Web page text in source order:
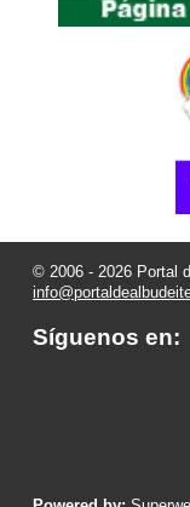
© 2006 - 2026 Portal
Síguenos en: